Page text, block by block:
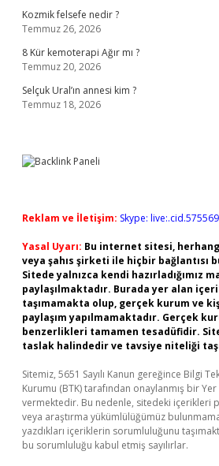
Kozmik felsefe nedir ?
Temmuz 26, 2026
8 Kür kemoterapi Ağır mı ?
Temmuz 20, 2026
Selçuk Ural’ın annesi kim ?
Temmuz 18, 2026
Reklam ve İletişim: Skype:
Yasal Uyarı: Bu internet sitesi,
veya şahıs şirketi ile hiçbir bağlantısı
Sitede yalnızca kendi hazırladığımız
paylaşılmaktadır. Burada yer alan
taşımamakta olup, gerçek kurum ve
paylaşım yapılmamaktadır. Gerçek
benzerlikleri tamamen tesadüfidir.
taslak halindedir ve tavsiye niteliği
Sitemiz, 5651 Sayılı Kanun gereğince Bilgi
Kurumu (BTK) tarafından onaylanmış bir
vermektedir. Bu nedenle, sitedeki içerikleri
veya araştırma yükümlülüğümüz
yazdıkları içeriklerin sorumluluğunu
bu sorumluluğu kabul etmiş sayılırlar.